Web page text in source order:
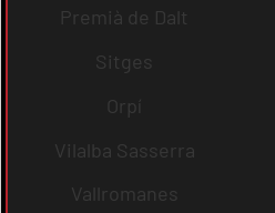
Premià de Dalt
Sitges
Orpí
Vilalba Sasserra
Vallromanes